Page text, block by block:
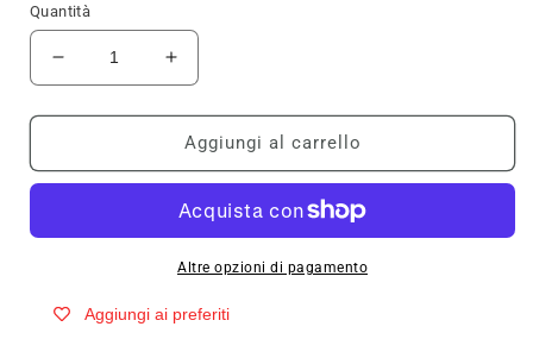
Quantità
Diminuisci
quantità
per
Super
90
Aumenta
quantità
per
Pronutrition
Super
Force
90
Compresse
Aggiungi al carrello
Altre opzioni di pagamento
Aggiungi ai preferiti